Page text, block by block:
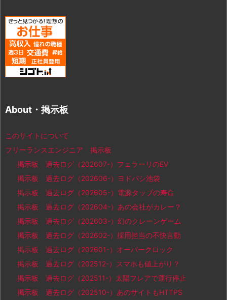
About・掲示板
このサイトについて
フリーランスエンジニア 掲示板
掲示板 過去ログ（202607-）フェラーリのEV
掲示板 過去ログ（202606-）ヨドバシ池袋
掲示板 過去ログ（202605-）電源タップの寿命
掲示板 過去ログ（202604-）あの会社がカレー？
掲示板 過去ログ（202603-）幻のクレーンゲーム
掲示板 過去ログ（202602-）採用担当の不快言動
掲示板 過去ログ（202601-）オーバークロック
掲示板 過去ログ（202512-）スマホも値上がり？
掲示板 過去ログ（202511-）太陽フレアで運行停止
掲示板 過去ログ（202510-）あのサイトもHTTPS